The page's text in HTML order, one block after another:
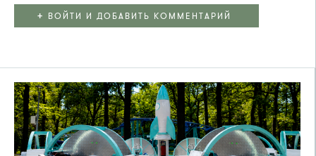
+ ВОЙТИ И ДОБАВИТЬ КОММЕНТАРИЙ